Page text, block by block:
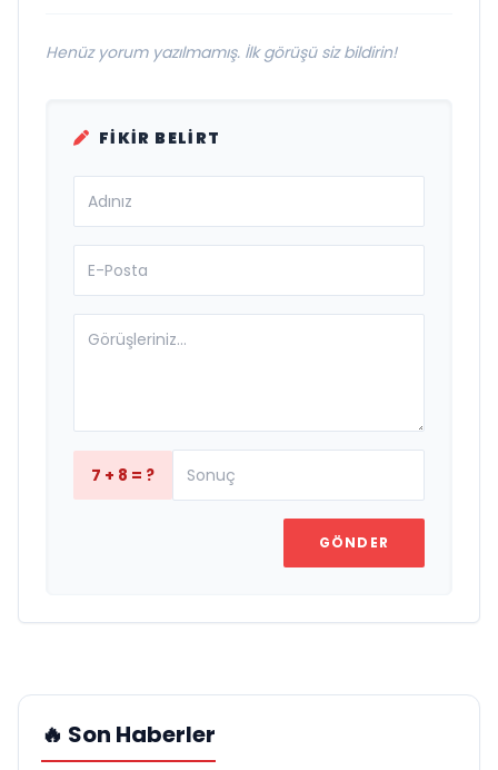
Henüz yorum yazılmamış. İlk görüşü siz bildirin!
FIKIR BELIRT
7 + 8 = ?
GÖNDER
🔥 Son Haberler